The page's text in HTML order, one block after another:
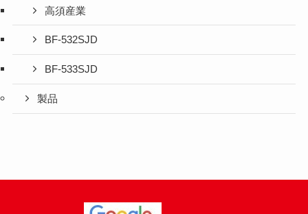
高須産業
BF-532SJD
BF-533SJD
製品